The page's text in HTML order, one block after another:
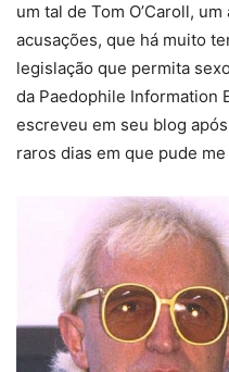
um tal de Tom O’Caroll,
acusações, que há muito
legislação que permita
da Paedophile Information
escreveu em seu blog
raros dias em que pude